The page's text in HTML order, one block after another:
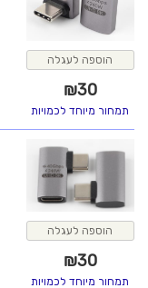
הוספה לעגלה
₪30
תמחור מיוחד לכמויות
הוספה לעגלה
₪30
תמחור מיוחד לכמויות